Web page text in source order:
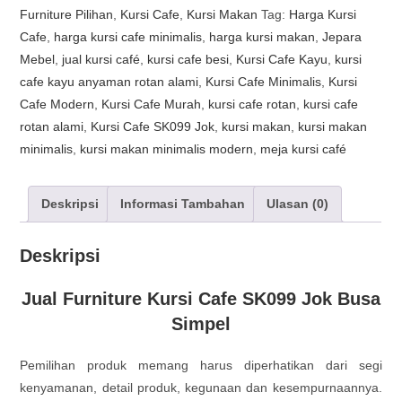
Furniture Pilihan
Kursi Cafe Kursi Makan Tag: Harga Kursi
Cafe harga kursi cafe minimalis harga kursi makan ,Jepara
Mebel jual kursi café kursi cafe besi Kursi Cafe Kayu
kursi
cafe kayu anyaman rotan alami Kursi Cafe Minimalis Kursi
Cafe Modern
Kursi Cafe Murah kursi cafe rotan
kursi cafe
rotan alami Kursi Cafe SK099 Jok kursi makan
kursi makan
minimalis kursi makan minimalis modern meja kursi café
Deskripsi Informasi Tambahan Ulasan (0)
Deskripsi
Jual Furniture Kursi Cafe SK099 Jok Busa
Simpel
Pemilihan produk memang harus diperhatikan dari segi
kenyamanan, detail produk, kegunaan dan kesempurnaannya.